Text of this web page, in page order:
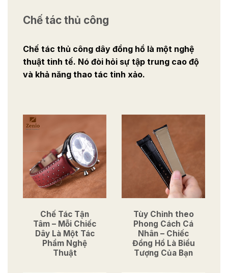
Chế tác thủ công
Chế tác thủ công dây đồng hồ là một nghệ
thuật tinh tế. Nó đòi hỏi sự tập trung cao độ
và khả năng thao tác tinh xảo.
Chế Tác Tận
Tâm – Mỗi Chiếc
Dây Là Một Tác
Phẩm Nghệ
Thuật
Tùy Chỉnh theo
Phong Cách Cá
Nhân – Chiếc
Đồng Hồ Là Biểu
Tượng Của Bạn